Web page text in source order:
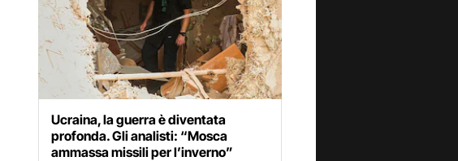
Ucraina, la guerra è diventata
profonda. Gli analisti: “Mosca
ammassa missili per l’inverno”